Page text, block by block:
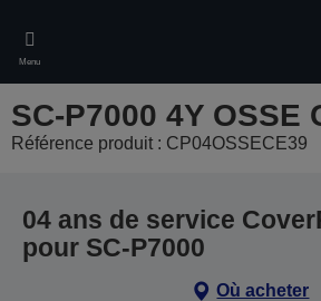
main
content
Menu
SC-P7000 4Y OSSE
Référence produit : CP04OSSECE39
04 ans de service
pour SC-P7000
Où acheter